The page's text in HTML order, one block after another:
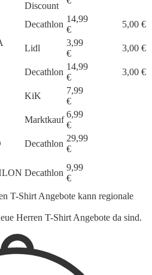
Discount
Decathlon
14,99
€
5,00 €
Lidl
3,99
€
3,00 €
Decathlon
14,99
€
3,00 €
KiK
7,99
€
Marktkauf
6,99
€
Decathlon
29,99
€
Decathlon
9,99
€
T-Shirt Angebote kann regionale
Herren T-Shirt Angebote da sind.